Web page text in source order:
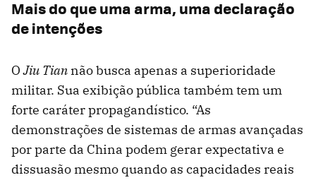
Mais do que uma arma, uma declaração
de intenções
OJiu Tian não busca apenas a superioridade
militar. Sua exibição pública também tem um
forte caráter propagandístico. “As
demonstrações de sistemas de armas avançadas
por parte da China podem gerar expectativa e
dissuasão mesmo quando as capacidades reais